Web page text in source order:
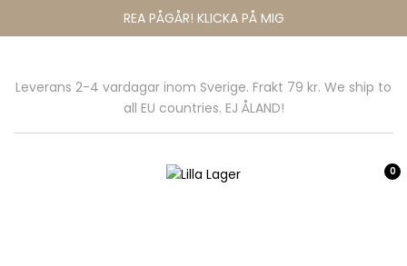
REA PÅGÅR! KLICKA PÅ MIG
Leverans 2-4 vardagar inom Sverige. Frakt 79 kr. We ship to
all EU countries. EJ ÅLAND!
0